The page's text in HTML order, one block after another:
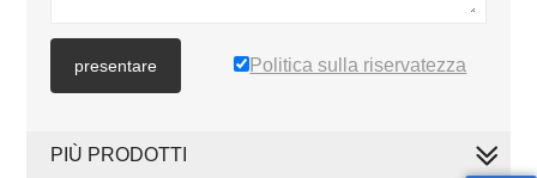
presentare Politica sulla riservatezza
PIÙ PRODOTTI